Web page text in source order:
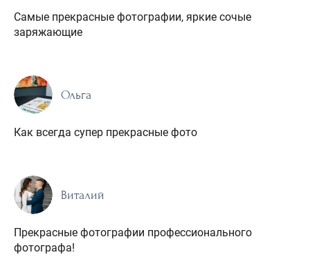
Самые прекрасные фотографии, яркие сочые
заряжающие
Ольга
Как всегда супер прекрасные фото
Виталий
Прекрасные фотографии профессионального
фотографа!